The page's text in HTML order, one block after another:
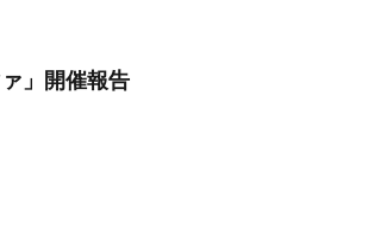
」開催報告